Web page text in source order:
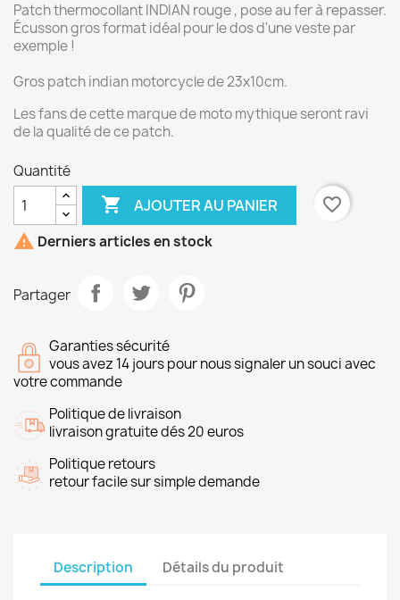
Patch thermocollant INDIAN rouge , pose au fer à repasser.
Écusson gros format idéal pour le dos d'une veste par
exemple !
Gros patch indian motorcycle de 23x10cm.
Les fans de cette marque de moto mythique seront ravi
de la qualité de ce patch.
Quantité
 AJOUTER AU PANIER
favorite_border
 Derniers articles en stock
Partager
Garanties sécurité
vous avez 14 jours pour nous signaler un souci avec
votre commande
Politique de livraison
livraison gratuite dés 20 euros
Politique retours
retour facile sur simple demande
Description Détails du produit